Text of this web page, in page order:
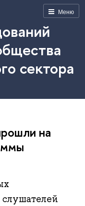
Меню
сектора
на